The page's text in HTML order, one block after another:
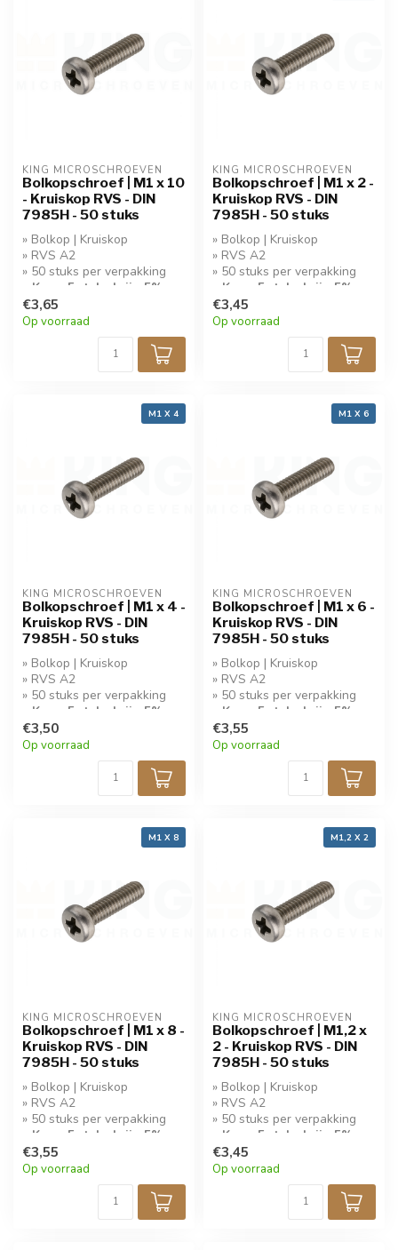
KING MICROSCHROEVEN
Bolkopschroef | M1 x 10
- Kruiskop RVS - DIN
7985H - 50 stuks
» Bolkop | Kruiskop
» RVS A2
» 50 stuks per verpakking
» Koop 5 stuks krijg 5%
korting!
€3,65
Op voorraad
KING MICROSCHROEVEN
Bolkopschroef | M1 x 2 -
Kruiskop RVS - DIN
7985H - 50 stuks
» Bolkop | Kruiskop
» RVS A2
» 50 stuks per verpakking
» Koop 5 stuks krijg 5%
korting!
€3,45
Op voorraad
M1 X 4
KING MICROSCHROEVEN
Bolkopschroef | M1 x 4 -
Kruiskop RVS - DIN
7985H - 50 stuks
» Bolkop | Kruiskop
» RVS A2
» 50 stuks per verpakking
» Koop 5 stuks krijg 5%
korting!
€3,50
Op voorraad
M1 X 6
KING MICROSCHROEVEN
Bolkopschroef | M1 x 6 -
Kruiskop RVS - DIN
7985H - 50 stuks
» Bolkop | Kruiskop
» RVS A2
» 50 stuks per verpakking
» Koop 5 stuks krijg 5%
korting!
€3,55
Op voorraad
M1 X 8
KING MICROSCHROEVEN
Bolkopschroef | M1 x 8 -
Kruiskop RVS - DIN
7985H - 50 stuks
» Bolkop | Kruiskop
» RVS A2
» 50 stuks per verpakking
» Koop 5 stuks krijg 5%
korting!
€3,55
Op voorraad
M1,2 X 2
KING MICROSCHROEVEN
Bolkopschroef | M1,2 x
2 - Kruiskop RVS - DIN
7985H - 50 stuks
» Bolkop | Kruiskop
» RVS A2
» 50 stuks per verpakking
» Koop 5 stuks krijg 5%
korting!
€3,45
Op voorraad